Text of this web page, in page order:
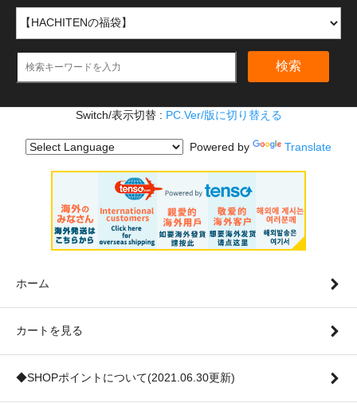
検索
Switch/表示切替 : PC.Ver/版に切り替える
Powered by Translate
ホーム
カートを見る
◆SHOPポイントについて(2021.06.30更新)